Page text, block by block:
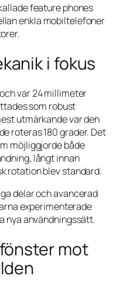
feature phones
enkla mobiltelefoner
i fokus
var 24 millimeter
som robust
utmärkande var den
roteras 180 grader. Det
möjliggjorde både
långt innan
rotation blev standard.
delar och avancerad
experimenterade
nya användningssätt.
mot